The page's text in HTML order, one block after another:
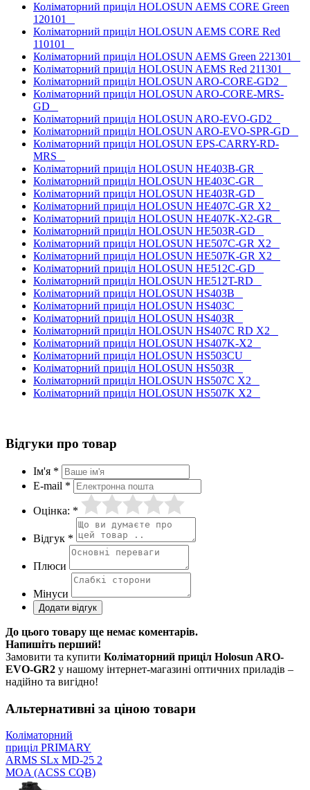
Коліматорний приціл HOLOSUN AEMS CORE Green
120101
Коліматорний приціл HOLOSUN AEMS CORE Red
110101
Коліматорний приціл HOLOSUN AEMS Green 221301
Коліматорний приціл HOLOSUN AEMS Red 211301
Коліматорний приціл HOLOSUN ARO-CORE-GD2
Коліматорний приціл HOLOSUN ARO-CORE-MRS-
GD
Коліматорний приціл HOLOSUN ARO-EVO-GD2
Коліматорний приціл HOLOSUN ARO-EVO-SPR-GD
Коліматорний приціл HOLOSUN EPS-CARRY-RD-
MRS
Коліматорний приціл HOLOSUN HE403B-GR
Коліматорний приціл HOLOSUN HE403C-GR
Коліматорний приціл HOLOSUN HE403R-GD
Коліматорний приціл HOLOSUN HE407C-GR X2
Коліматорний приціл HOLOSUN HE407K-X2-GR
Коліматорний приціл HOLOSUN HE503R-GD
Коліматорний приціл HOLOSUN HE507C-GR X2
Коліматорний приціл HOLOSUN HE507K-GR X2
Коліматорний приціл HOLOSUN HE512C-GD
Коліматорний приціл HOLOSUN HE512T-RD
Коліматорний приціл HOLOSUN HS403B
Коліматорний приціл HOLOSUN HS403C
Коліматорний приціл HOLOSUN HS403R
Коліматорний приціл HOLOSUN HS407C RD X2
Коліматорний приціл HOLOSUN HS407K-X2
Коліматорний приціл HOLOSUN HS503CU
Коліматорний приціл HOLOSUN HS503R
Коліматорний приціл HOLOSUN HS507C X2
Коліматорний приціл HOLOSUN HS507K X2
Відгуки про товар
Ім'я *
E-mail *
Оцінка: *
Відгук *
Плюси
Мінуси
До цього товару ще немає коментарів.
Напишіть перший!
Замовити та купити Коліматорний приціл Holosun ARO-
EVO-GR2 у нашому інтернет-магазині оптичних приладів –
надійно та вигідно!
Альтернативні за ціною товари
Коліматорний
приціл PRIMARY
ARMS SLx MD-25 2
MOA (ACSS CQB)